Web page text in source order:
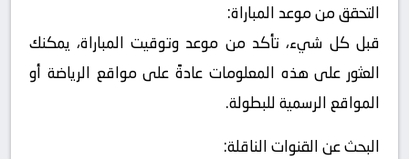
التحقق من موعد المباراة:
قبل كل شيء، تأكد من موعد وتوقيت المباراة، يمكنك
العثور على هذه المعلومات عادةً على مواقع الرياضة أو
المواقع الرسمية للبطولة.
البحث عن القنوات الناقلة: